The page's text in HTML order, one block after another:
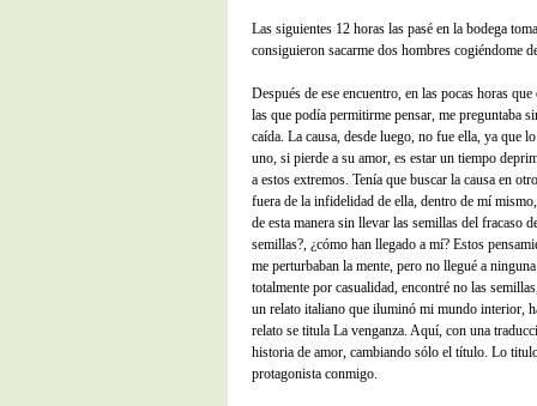
Las siguientes 12 horas las pasé en la bodega
consiguieron sacarme dos hombres cogiéndome
Después de ese encuentro, en las pocas horas
las que podía permitirme pensar, me preguntaba
caída. La causa, desde luego, no fue ella, ya que
uno, si pierde a su amor, es estar un tiempo
a estos extremos. Tenía que buscar la causa en
fuera de la infidelidad de ella, dentro de mí
de esta manera sin llevar las semillas del fracaso
semillas?, ¿cómo han llegado a mí? Estos
me perturbaban la mente, pero no llegué a
totalmente por casualidad, encontré no las
un relato italiano que iluminó mi mundo interior,
relato se titula La venganza. Aquí, con una
historia de amor, cambiando sólo el título. Lo
protagonista conmigo.